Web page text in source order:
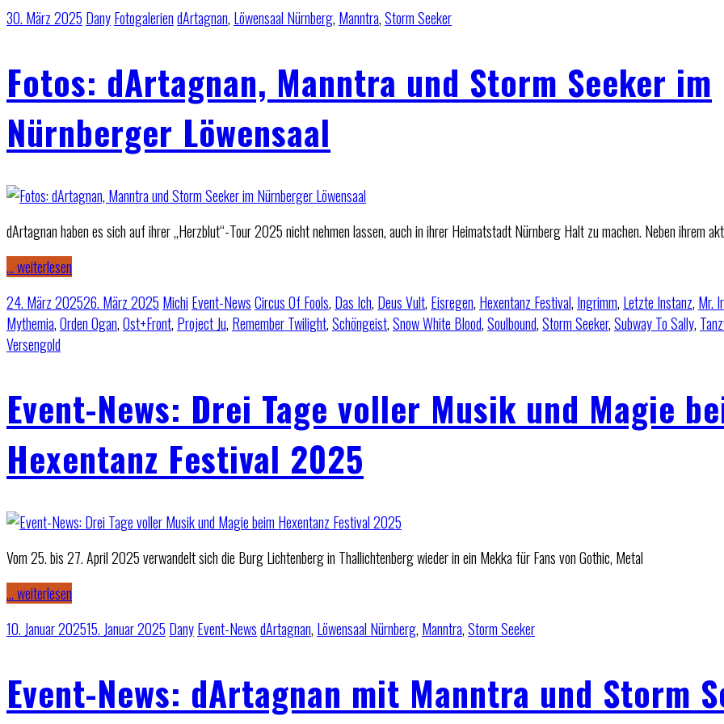
30. März 2025 DanyFotogaleriendArtagnan, Löwensaal Nürnberg, Manntra,Storm Seeker
Fotos: dArtagnan, Manntra und Storm Seeker im
Nürnberger Löwensaal
dArtagnan haben es sich auf ihrer „Herzblut“-Tour 2025 nicht nehmen lassen, auch in ihrer Heimatstadt Nürnberg Halt zu machen. Neben ihrem
… weiterlesen
24. März 202526. März 2025 Michi Event-NewsCircus Of Fools, Das Ich, Deus Vult, Eisregen, Hexentanz Festival, Ingrimm, Letzte Instanz, Mr.
Mythemia,Orden Ogan,Ost+Front, Project Ju, Remember Twilight,Schöngeist,Snow White Blood,Soulbound,Storm Seeker,Subway To Sally,
Versengold
Event-News: Drei Tage voller Musik und Magie
Hexentanz Festival 2025
Vom 25. bis 27. April 2025 verwandelt sich die Burg Lichtenberg in Thallichtenberg wieder in ein Mekka für Fans von Gothic, Metal
… weiterlesen
10. Januar 202515. Januar 2025 DanyEvent-NewsdArtagnan, Löwensaal Nürnberg, Manntra,Storm Seeker
Event-News: dArtagnan mit Manntra und Storm